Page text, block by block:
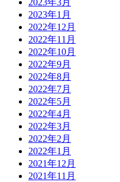
2023年1月
2022年12月
2022年11月
2022年10月
2022年9月
2022年8月
2022年7月
2022年5月
2022年4月
2022年3月
2022年2月
2022年1月
2021年12月
2021年11月